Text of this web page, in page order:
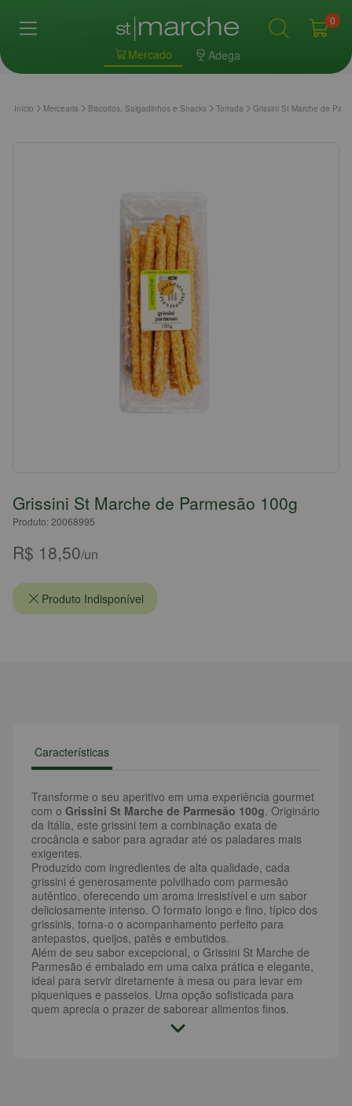
Mercado Adega
0
Início Mercearia Biscoitos, Salgadinhos e Snacks Torrada Grissini St Marche de
Grissini St Marche de Parmesão 100g
Produto: 20068995
R$ 18,50/un
Produto Indisponível
Características
Transforme o seu aperitivo em uma experiência gourmet
com o Grissini St Marche de Parmesão 100g. Originário
da Itália, este grissini tem a combinação exata de
crocância e sabor para agradar até os paladares mais
exigentes.
Produzido com ingredientes de alta qualidade, cada
grissini é generosamente polvilhado com parmesão
autêntico, oferecendo um aroma irresistível e um sabor
deliciosamente intenso. O formato longo e fino, típico dos
grissinis, torna-o o acompanhamento perfeito para
antepastos, queijos, patês e embutidos.
Além de seu sabor excepcional, o Grissini St Marche de
Parmesão é embalado em uma caixa prática e elegante,
ideal para servir diretamente à mesa ou para levar em
piqueniques e passeios. Uma opção sofisticada para
quem aprecia o prazer de saborear alimentos finos.